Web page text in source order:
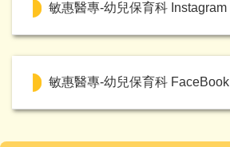
敏惠醫專-幼兒保育科 Instagram
敏惠醫專-幼兒保育科 FaceBook